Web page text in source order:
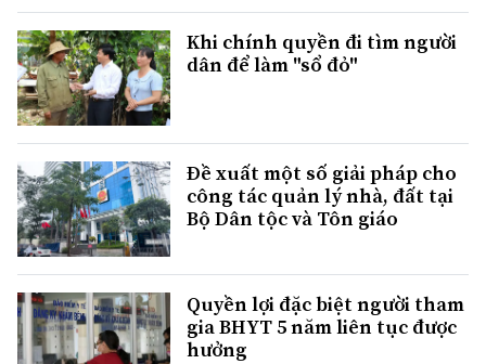
Khi chính quyền đi tìm người
dân để làm "sổ đỏ"
Đề xuất một số giải pháp cho
công tác quản lý nhà, đất tại
Bộ Dân tộc và Tôn giáo
Quyền lợi đặc biệt người tham
gia BHYT 5 năm liên tục được
hưởng